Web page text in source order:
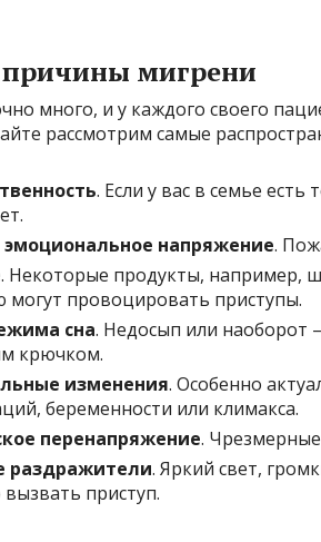
мигрени
много, и у каждого своего
рассмотрим самые
. Если у вас в семье
эмоциональное напряжение.
. Некоторые продукты, например,
могут провоцировать приступы.
сна. Недосып или наоборот
крючком.
изменения. Особенно
беременности или климакса.
перенапряжение.
раздражители. Яркий свет,
вызвать приступ.